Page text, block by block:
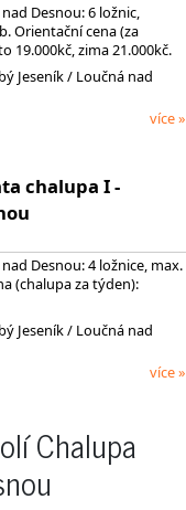
Desnou: 6 ložnic,
Orientační cena (za
19.000kč, zima 21.000kč.
Jeseník/ Loučná nad
více »
chalupa I -
Desnou: 4 ložnice, max.
(chalupa za týden):
Jeseník/ Loučná nad
více »
Chalupa